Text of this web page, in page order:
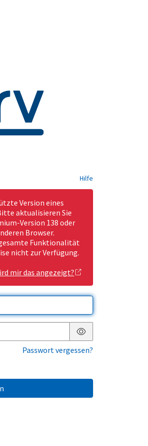
Hilfe
Version eines
aktualisieren Sie
Version 138 oder
Browser.
Funktionalität
nicht zur Verfügung.
mir das angezeigt?
Passwort anzeigen
Passwort vergessen?